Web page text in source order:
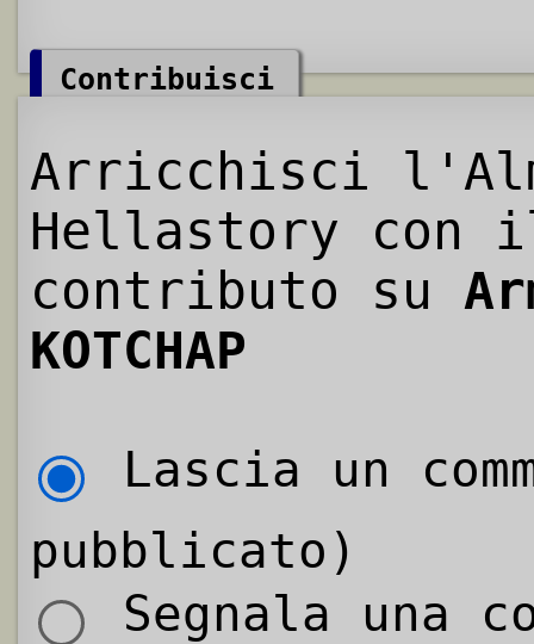
Contribuisci
Arricchisci
Hellastory con
contributo su
KOTCHAP
Lascia un
pubblicato)
Segnala una